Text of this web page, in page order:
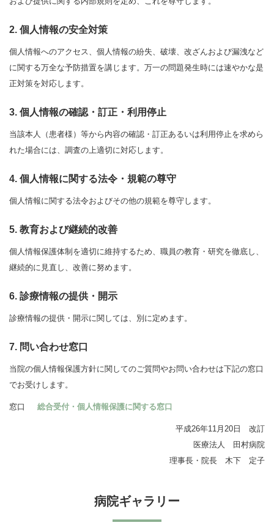
2. 個人情報の安全対策
個人情報へのアクセス、個人情報の紛失、破壊、改ざんおよび漏洩など
に関する万全な予防措置を講じます。万一の問題発生時には速やかな是
正対策を対応します。
3. 個人情報の確認・訂正・利用停止
当該本人（患者様）等から内容の確認・訂正あるいは利用停止を求めら
れた場合には、調査の上適切に対応します。
4. 個人情報に関する法令・規範の尊守
個人情報に関する法令およびその他の規範を尊守します。
5. 教育および継続的改善
個人情報保護体制を適切に維持するため、職員の教育・研究を徹底し、
継続的に見直し、改善に努めます。
6. 診療情報の提供・開示
診療情報の提供・開示に関しては、別に定めます。
7. 問い合わせ窓口
当院の個人情報保護方針に関してのご質問やお問い合わせは下記の窓口
でお受けします。
窓口 総合受付・個人情報保護に関する窓口
平成26年11月20日 改訂
医療法人 田村病院
理事長・院長 木下 定子
病院ギャラリー